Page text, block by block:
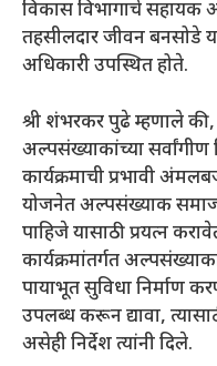
विकास विभागाचे
तहसीलदार जीवन बनसोडे
अधिकारी उपस्थित होते.
श्री शंभरकर पुढे म्हणाले की,
अल्पसंख्याकांच्या
कार्यक्रमाची प्रभावी
योजनेत अल्पसंख्याक
पाहिजे यासाठी प्रयत्न
कार्यक्रमांतर्गत
पायाभूत सुविधा निर्माण
उपलब्ध करून द्यावा,
असेही निर्देश त्यांनी दिले.